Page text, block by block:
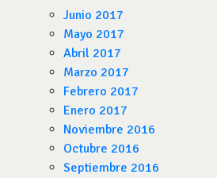
Junio 2017
Mayo 2017
Abril 2017
Marzo 2017
Febrero 2017
Enero 2017
Noviembre 2016
Octubre 2016
Septiembre 2016